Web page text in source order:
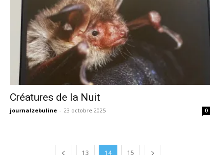
Créatures de la Nuit
journalzebuline - 23 octobre 2025 0
13 14 15